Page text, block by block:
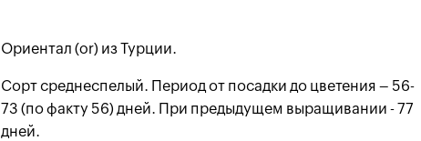
Ориентал (or) из Турции.
Сорт среднеспелый. Период от посадки до цветения – 56-
73 (по факту 56) дней. При предыдущем выращивании - 77
дней.